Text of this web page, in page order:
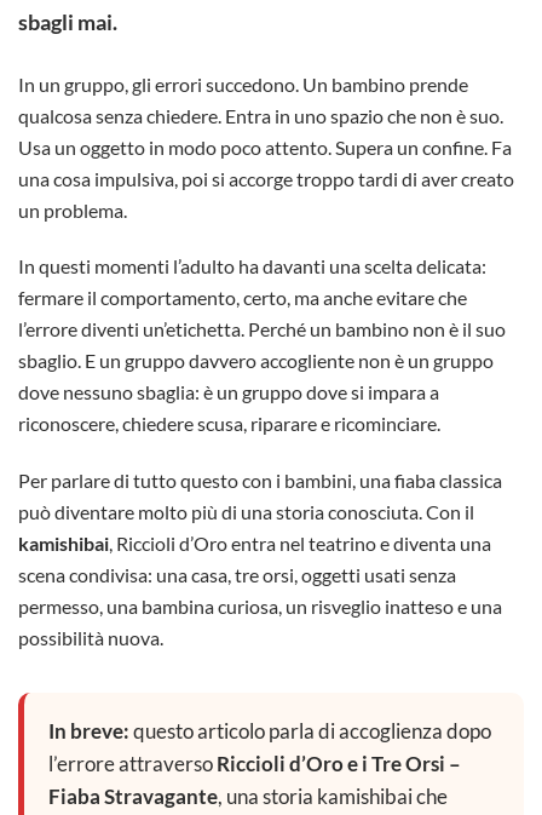
sbagli mai.
In un gruppo, gli errori succedono. Un bambino prende
qualcosa senza chiedere. Entra in uno spazio che non è suo.
Usa un oggetto in modo poco attento. Supera un confine. Fa
una cosa impulsiva, poi si accorge troppo tardi di aver creato
un problema.
In questi momenti l’adulto ha davanti una scelta delicata:
fermare il comportamento, certo, ma anche evitare che
l’errore diventi un’etichetta. Perché un bambino non è il suo
sbaglio. E un gruppo davvero accogliente non è un gruppo
dove nessuno sbaglia: è un gruppo dove si impara a
riconoscere, chiedere scusa, riparare e ricominciare.
Per parlare di tutto questo con i bambini, una fiaba classica
può diventare molto più di una storia conosciuta. Con il
kamishibai, Riccioli d’Oro entra nel teatrino e diventa una
scena condivisa: una casa, tre orsi, oggetti usati senza
permesso, una bambina curiosa, un risveglio inatteso e una
possibilità nuova.
In breve:questo articolo parla di accoglienza dopo
l’errore attraversoRiccioli d’Oro e i Tre Orsi –
Fiaba Stravagante, una storia kamishibai che